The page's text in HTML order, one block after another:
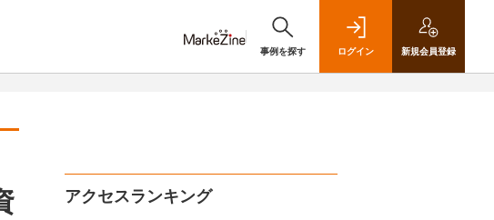
事例を探す ログイン 新規会員登録
アクセスランキング